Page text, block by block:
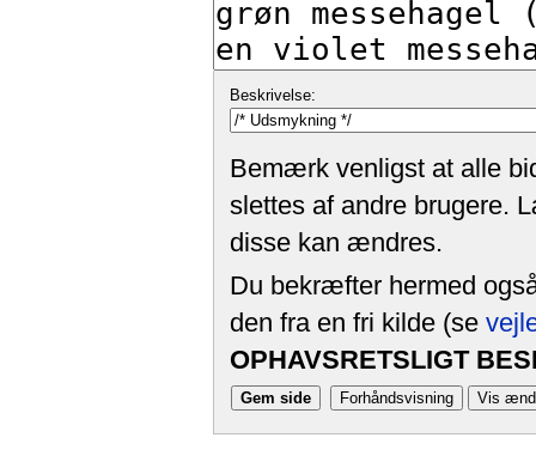
Beskrivelse:
Bemærk venligst at alle
slettes af andre brugere.
disse kan ændres.
Du bekræfter hermed
den fra en fri kilde (se
OPHAVSRETSLIGT